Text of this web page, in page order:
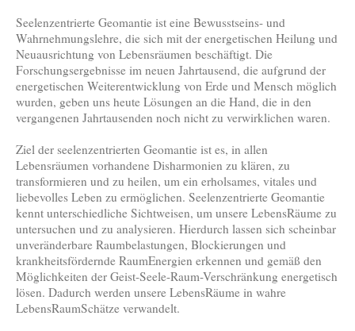
Seelenzentrierte Geomantie ist eine Bewusstseins- und
Wahrnehmungslehre, die sich mit der energetischen Heilung und
Neuausrichtung von Lebensräumen beschäftigt. Die
Forschungsergebnisse im neuen Jahrtausend, die aufgrund der
energetischen Weiterentwicklung von Erde und Mensch möglich
wurden, geben uns heute Lösungen an die Hand, die in den
vergangenen Jahrtausenden noch nicht zu verwirklichen waren.
Ziel der seelenzentrierten Geomantie ist es, in allen
Lebensräumen vorhandene Disharmonien zu klären, zu
transformieren und zu heilen, um ein erholsames, vitales und
liebevolles Leben zu ermöglichen. Seelenzentrierte Geomantie
kennt unterschiedliche Sichtweisen, um unsere LebensRäume zu
untersuchen und zu analysieren. Hierdurch lassen sich scheinbar
unveränderbare Raumbelastungen, Blockierungen und
krankheitsfördernde RaumEnergien erkennen und gemäß den
Möglichkeiten der Geist-Seele-Raum-Verschränkung energetisch
lösen. Dadurch werden unsere LebensRäume in wahre
LebensRaumSchätze verwandelt.